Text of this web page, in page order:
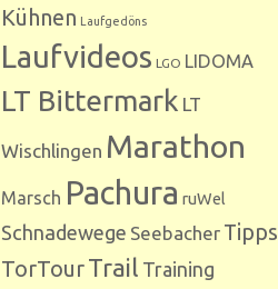
Kühnen Laufgedöns
Laufvideos LGO LIDOMA
LT Bittermark LT
Wischlingen Marathon
Marsch Pachura ruWel
Schnadewege Seebacher Tipps
TorTourTrail Training